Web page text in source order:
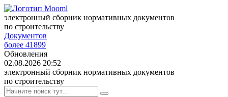
электронный сборник нормативных документов
по строительству
Документов
более 41899
Обновления
02.08.2026 20:52
электронный сборник нормативных документов
по строительству